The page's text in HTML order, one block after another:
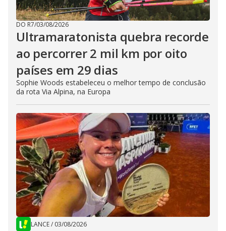
DO R7/03/08/2026
Ultramaratonista quebra recorde
ao percorrer 2 mil km por oito
países em 29 dias
Sophie Woods estabeleceu o melhor tempo de conclusão
da rota Via Alpina, na Europa
LANCE/ 03/08/2026